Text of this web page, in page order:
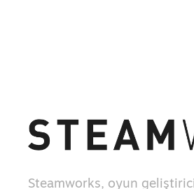
Steamworks, oyun